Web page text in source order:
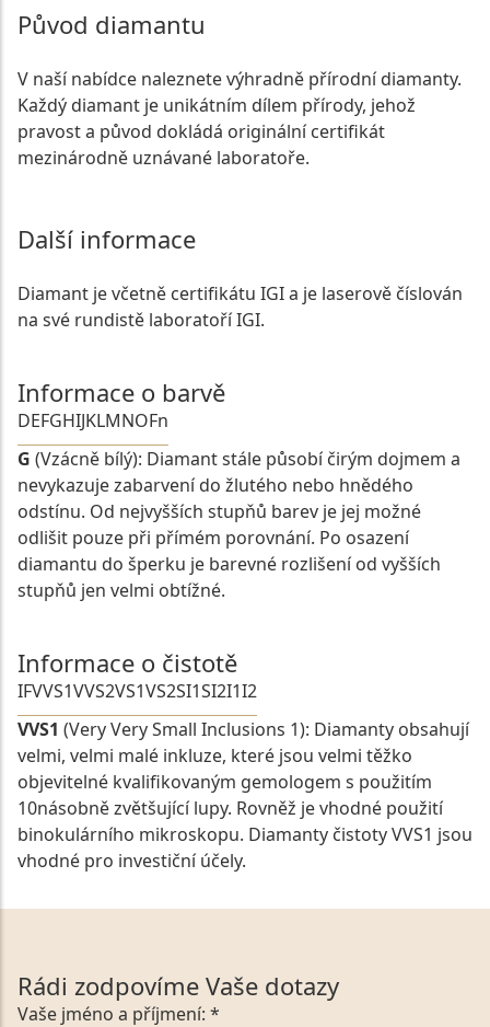
Původ diamantu
V naší nabídce naleznete výhradně přírodní diamanty.
Každý diamant je unikátním dílem přírody, jehož
pravost a původ dokládá originální certifikát
mezinárodně uznávané laboratoře.
Další informace
Diamant je včetně certifikátu IGI a je laserově číslován
na své rundistě laboratoří IGI.
Informace o barvě
DEFGHIJKLMNOFn
G (Vzácně bílý): Diamant stále působí čirým dojmem a
nevykazuje zabarvení do žlutého nebo hnědého
odstínu. Od nejvyšších stupňů barev je jej možné
odlišit pouze při přímém porovnání. Po osazení
diamantu do šperku je barevné rozlišení od vyšších
stupňů jen velmi obtížné.
Informace o čistotě
IFVVS1VVS2VS1VS2SI1SI2I1I2
VVS1 (Very Very Small Inclusions 1): Diamanty obsahují
velmi, velmi malé inkluze, které jsou velmi těžko
objevitelné kvalifikovaným gemologem s použitím
10násobně zvětšující lupy. Rovněž je vhodné použití
binokulárního mikroskopu. Diamanty čistoty VVS1 jsou
vhodné pro investiční účely.
Rádi zodpovíme Vaše dotazy
Vaše jméno a příjmení: *